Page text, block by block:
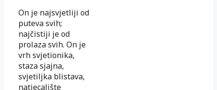
On je najsvjetliji od
puteva svih;
najčistiji je od
prolaza svih. On je
vrh svjetionika,
staza sjajna,
svjetiljka blistava,
natjecalište